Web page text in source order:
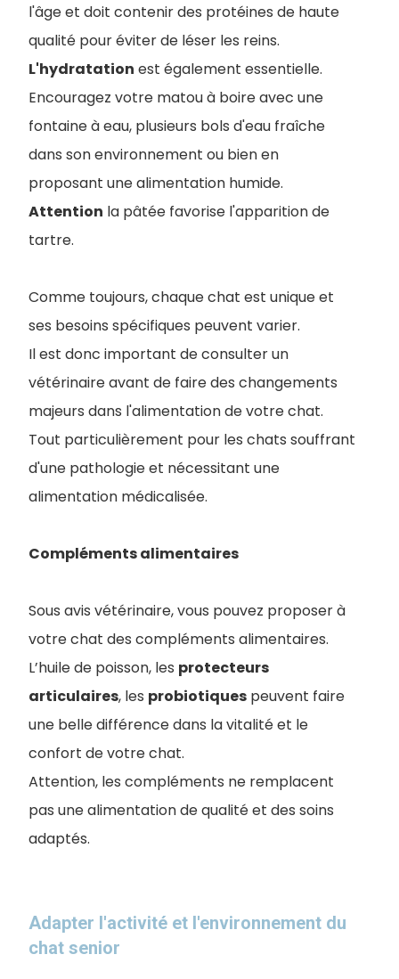
l'âge et doit contenir des protéines de haute
qualité pour éviter de léser les reins.
L'hydratation est également essentielle.
Encouragez votre matou à boire avec une
fontaine à eau, plusieurs bols d'eau fraîche
dans son environnement ou bien en
proposant une alimentation humide.
Attention la pâtée favorise l'apparition de
tartre.
Comme toujours, chaque chat est unique et
ses besoins spécifiques peuvent varier.
Il est donc important de consulter un
vétérinaire avant de faire des changements
majeurs dans l'alimentation de votre chat.
Tout particulièrement pour les chats souffrant
d'une pathologie et nécessitant une
alimentation médicalisée.
Compléments alimentaires
Sous avis vétérinaire, vous pouvez proposer à
votre chat des compléments alimentaires.
L’huile de poisson, les protecteurs
articulaires, les probiotiques peuvent faire
une belle différence dans la vitalité et le
confort de votre chat.
Attention, les compléments ne remplacent
pas une alimentation de qualité et des soins
adaptés.
Adapter l'activité et l'environnement du
chat senior